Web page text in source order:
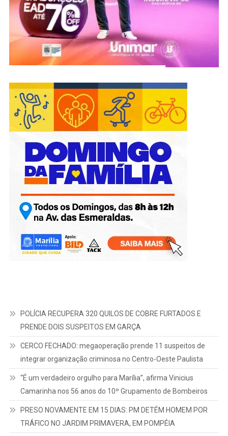
POLÍCIA RECUPERA 320 QUILOS DE COBRE FURTADOS E
PRENDE DOIS SUSPEITOS EM GARÇA
CERCO FECHADO: megaoperação prende 11 suspeitos de
integrar organização criminosa no Centro-Oeste Paulista
“É um verdadeiro orgulho para Marília”, afirma Vinicius
Camarinha nos 56 anos do 10º Grupamento de Bombeiros
PRESO NOVAMENTE EM 15 DIAS: PM DETÉM HOMEM POR
TRÁFICO NO JARDIM PRIMAVERA, EM POMPÉIA